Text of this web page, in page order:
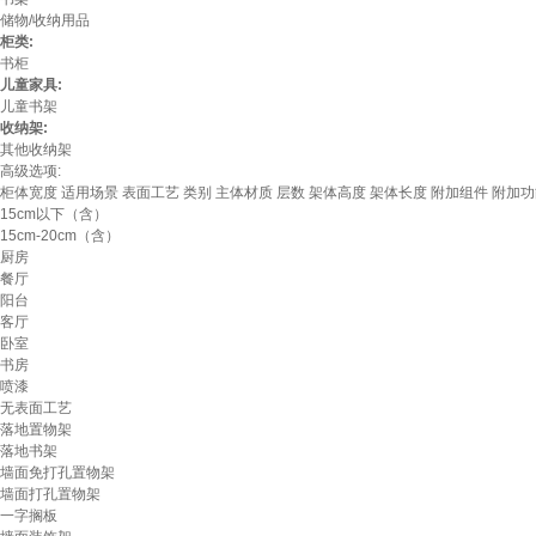
储物/收纳用品
柜类:
书柜
儿童家具:
儿童书架
收纳架:
其他收纳架
高级选项:
柜体宽度 适用场景 表面工艺 类别 主体材质 层数 架体高度 架体长度 附加组件 附加
15cm以下（含）
15cm-20cm（含）
厨房
餐厅
阳台
客厅
卧室
书房
喷漆
无表面工艺
落地置物架
落地书架
墙面免打孔置物架
墙面打孔置物架
一字搁板